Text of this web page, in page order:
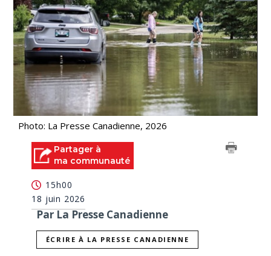
Photo: La Presse Canadienne, 2026
Partager à
ma communauté
15h00
18 juin 2026
Par La Presse Canadienne
ÉCRIRE À LA PRESSE CANADIENNE